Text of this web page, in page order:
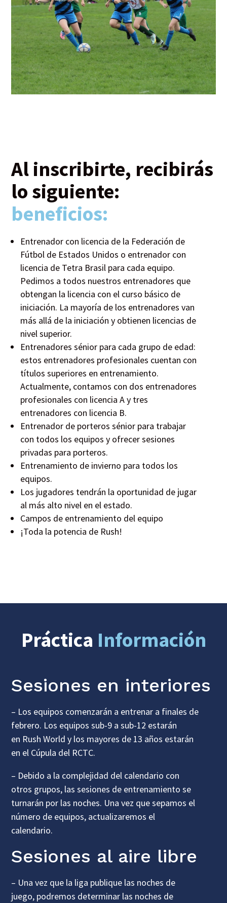
Al inscribirte, recibirás
lo siguiente:
beneficios:
Entrenador con licencia de la Federación de
Fútbol de Estados Unidos o entrenador con
licencia de Tetra Brasil para cada equipo.
Pedimos a todos nuestros entrenadores que
obtengan la licencia con el curso básico de
iniciación. La mayoría de los entrenadores van
más allá de la iniciación y obtienen licencias de
nivel superior.
Entrenadores sénior para cada grupo de edad:
estos entrenadores profesionales cuentan con
títulos superiores en entrenamiento.
Actualmente, contamos con dos entrenadores
profesionales con licencia A y tres
entrenadores con licencia B.
Entrenador de porteros sénior para trabajar
con todos los equipos y ofrecer sesiones
privadas para porteros.
Entrenamiento de invierno para todos los
equipos.
Los jugadores tendrán la oportunidad de jugar
al más alto nivel en el estado.
Campos de entrenamiento del equipo
¡Toda la potencia de Rush!
Práctica Información
Sesiones en interiores
– Los equipos comenzarán a entrenar a finales de
febrero. Los equipos sub-9 a sub-12 estarán
en Rush World y los mayores de 13 años estarán
en el Cúpula del RCTC.
– Debido a la complejidad del calendario con
otros grupos, las sesiones de entrenamiento se
turnarán por las noches. Una vez que sepamos el
número de equipos, actualizaremos el
calendario.
Sesiones al aire libre
– Una vez que la liga publique las noches de
juego, podremos determinar las noches de